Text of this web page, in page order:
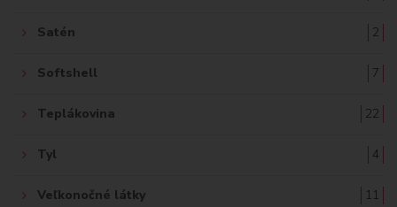
Satén 2
Softshell 7
Teplákovina 22
Tyl 4
Veľkonočné látky 11